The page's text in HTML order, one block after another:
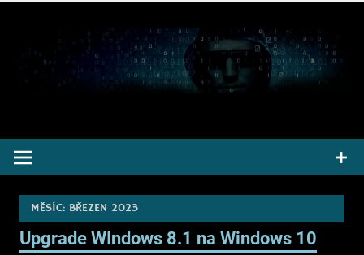
obsah
MĚSÍC: BŘEZEN 2023
Upgrade WIndows 8.1 na Windows 10